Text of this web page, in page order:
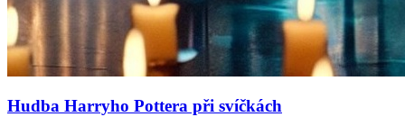
Hudba Harryho Pottera při svíčkách